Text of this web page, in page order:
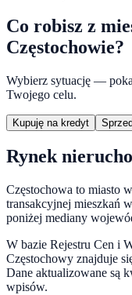
Co robisz z
Częstochowie?
Wybierz sytuację —
Twojego celu.
Kupuję na kredyt
Rynek
Częstochowa to miasto
transakcyjnej mieszkań
poniżej mediany
W bazie Rejestru Cen i
Częstochowy znajduje
Dane aktualizowane są
wpisów.